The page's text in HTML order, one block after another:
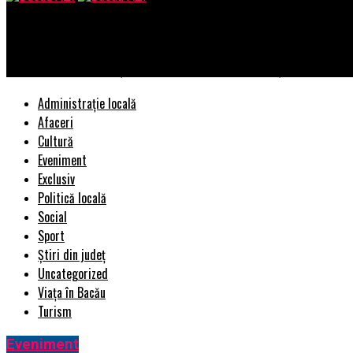
Administrație locală
Afaceri
Cultură
Eveniment
Exclusiv
Politică locală
Social
Sport
Știri din județ
Uncategorized
Viața în Bacău
Turism
Eveniment